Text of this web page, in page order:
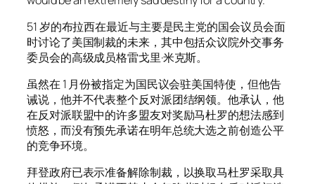
51 岁的布拉西在最近与主要是民主党的国会议员会面
时讨论了美国制裁的未来，其中包括众议院外交事务
委员会的高级成员格雷戈里·米克斯。
虽然在 1 月份被指定为国民议会驻美国特使，但他告
诫说，他并不代表整个反对派团结纲领。他承认，他
在反对派联盟中的许多盟友对奖励马杜罗的想法感到
愤怒，而没有预先承诺在明年总统大选之前创造公平
的竞争环境。
拜登政府已表示准备解除制裁，以换取马杜罗采取具